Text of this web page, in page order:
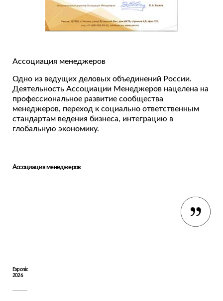
Ассоциация менеджеров
Одно из ведущих деловых объединений России.
Деятельность Ассоциации Менеджеров нацелена на
профессиональное развитие сообщества
менеджеров, переход к социально ответственным
стандартам ведения бизнеса, интеграцию в
глобальную экономику.
Ассоциация менеджеров
Exponic
2026